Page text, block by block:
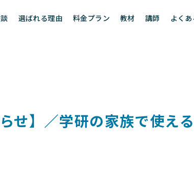
選ばれる理由 料金プラン 教材 講師 よく
せ】／学研の家族で使え